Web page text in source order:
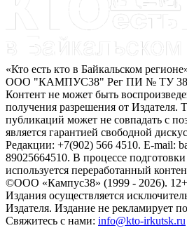
«Кто есть кто в Байкальском
ООО "КАМПУС38" Рег ПИ № ТУ 38 -
Контент не может быть
получения разрешения от Издателя.
публикаций может не совпадать с
является гарантией свободной
Редакции: +7(902) 566 4510. E-mail:
89025664510. В процессе
используется переработанный
©ООО «Кампус38» (1999 - 2026).
Издания осуществляется
Издателя. Издание не рекламирует
Свяжитесь с нами: info@kto-irkutsk.ru